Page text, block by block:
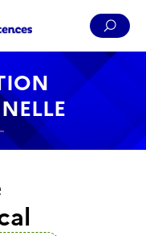
Pied de page